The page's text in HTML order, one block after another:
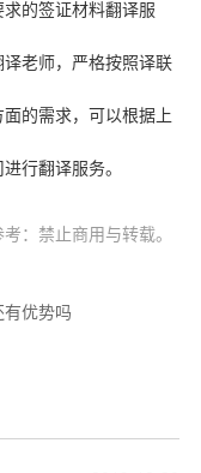
的签证材料翻译服
老师，严格按照译联
的需求，可以根据上
行翻译服务。
：禁止商用与转载。
优势吗